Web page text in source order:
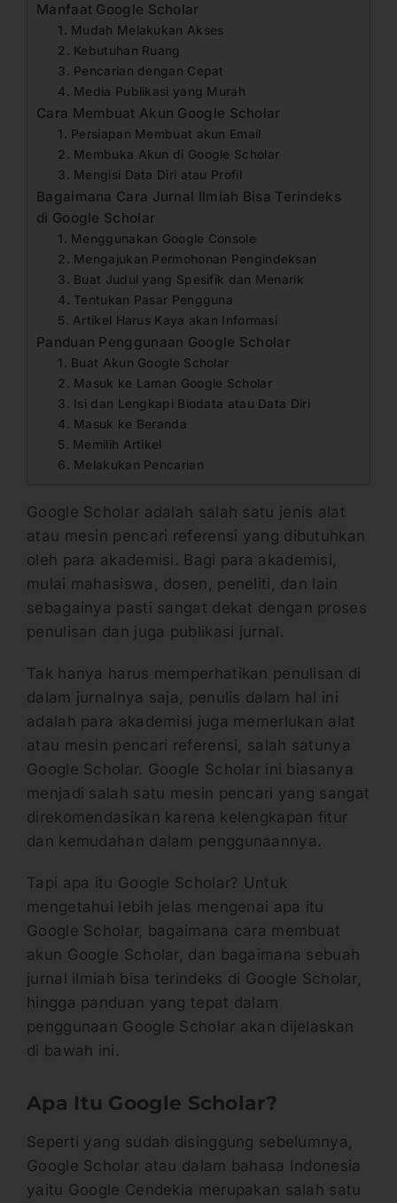
Manfaat Google Scholar
1. Mudah Melakukan Akses
2. Kebutuhan Ruang
3. Pencarian dengan Cepat
4. Media Publikasi yang Murah
Cara Membuat Akun Google Scholar
1. Persiapan Membuat akun Email
2. Membuka Akun di Google Scholar
3. Mengisi Data Diri atau Profil
Bagaimana Cara Jurnal Ilmiah Bisa Terindeks
di Google Scholar
1. Menggunakan Google Console
2. Mengajukan Permohonan Pengindeksan
3. Buat Judul yang Spesifik dan Menarik
4. Tentukan Pasar Pengguna
5. Artikel Harus Kaya akan Informasi
Panduan Penggunaan Google Scholar
1. Buat Akun Google Scholar
2. Masuk ke Laman Google Scholar
3. Isi dan Lengkapi Biodata atau Data Diri
4. Masuk ke Beranda
5. Memilih Artikel
6. Melakukan Pencarian
Google Scholar adalah salah satu jenis alat
atau mesin pencari referensi yang dibutuhkan
oleh para akademisi. Bagi para akademisi,
mulai mahasiswa, dosen, peneliti, dan lain
sebagainya pasti sangat dekat dengan proses
penulisan dan juga publikasi jurnal.
Tak hanya harus memperhatikan penulisan di
dalam jurnalnya saja, penulis dalam hal ini
adalah para akademisi juga memerlukan alat
atau mesin pencari referensi, salah satunya
Google Scholar. Google Scholar ini biasanya
menjadi salah satu mesin pencari yang sangat
direkomendasikan karena kelengkapan fitur
dan kemudahan dalam penggunaannya.
Tapi apa itu Google Scholar? Untuk
mengetahui lebih jelas mengenai apa itu
Google Scholar, bagaimana cara membuat
akun Google Scholar, dan bagaimana sebuah
jurnal ilmiah bisa terindeks di Google Scholar,
hingga panduan yang tepat dalam
penggunaan Google Scholar akan dijelaskan
di bawah ini.
Apa Itu Google Scholar?
Seperti yang sudah disinggung sebelumnya,
Google Scholar atau dalam bahasa Indonesia
yaitu Google Cendekia merupakan salah satu